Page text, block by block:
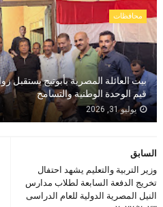
محافظات
بيت العائلة المصرية بأبوتيج يستقبل
قيم الوحدة الوطنية والتسامح
يوليو 31, 2026
السابق
وزير التربية والتعليم يشهد احتفال
تخريج الدفعة السابعة لطلاب مدارس
النيل المصرية الدولية للعام الدراسى